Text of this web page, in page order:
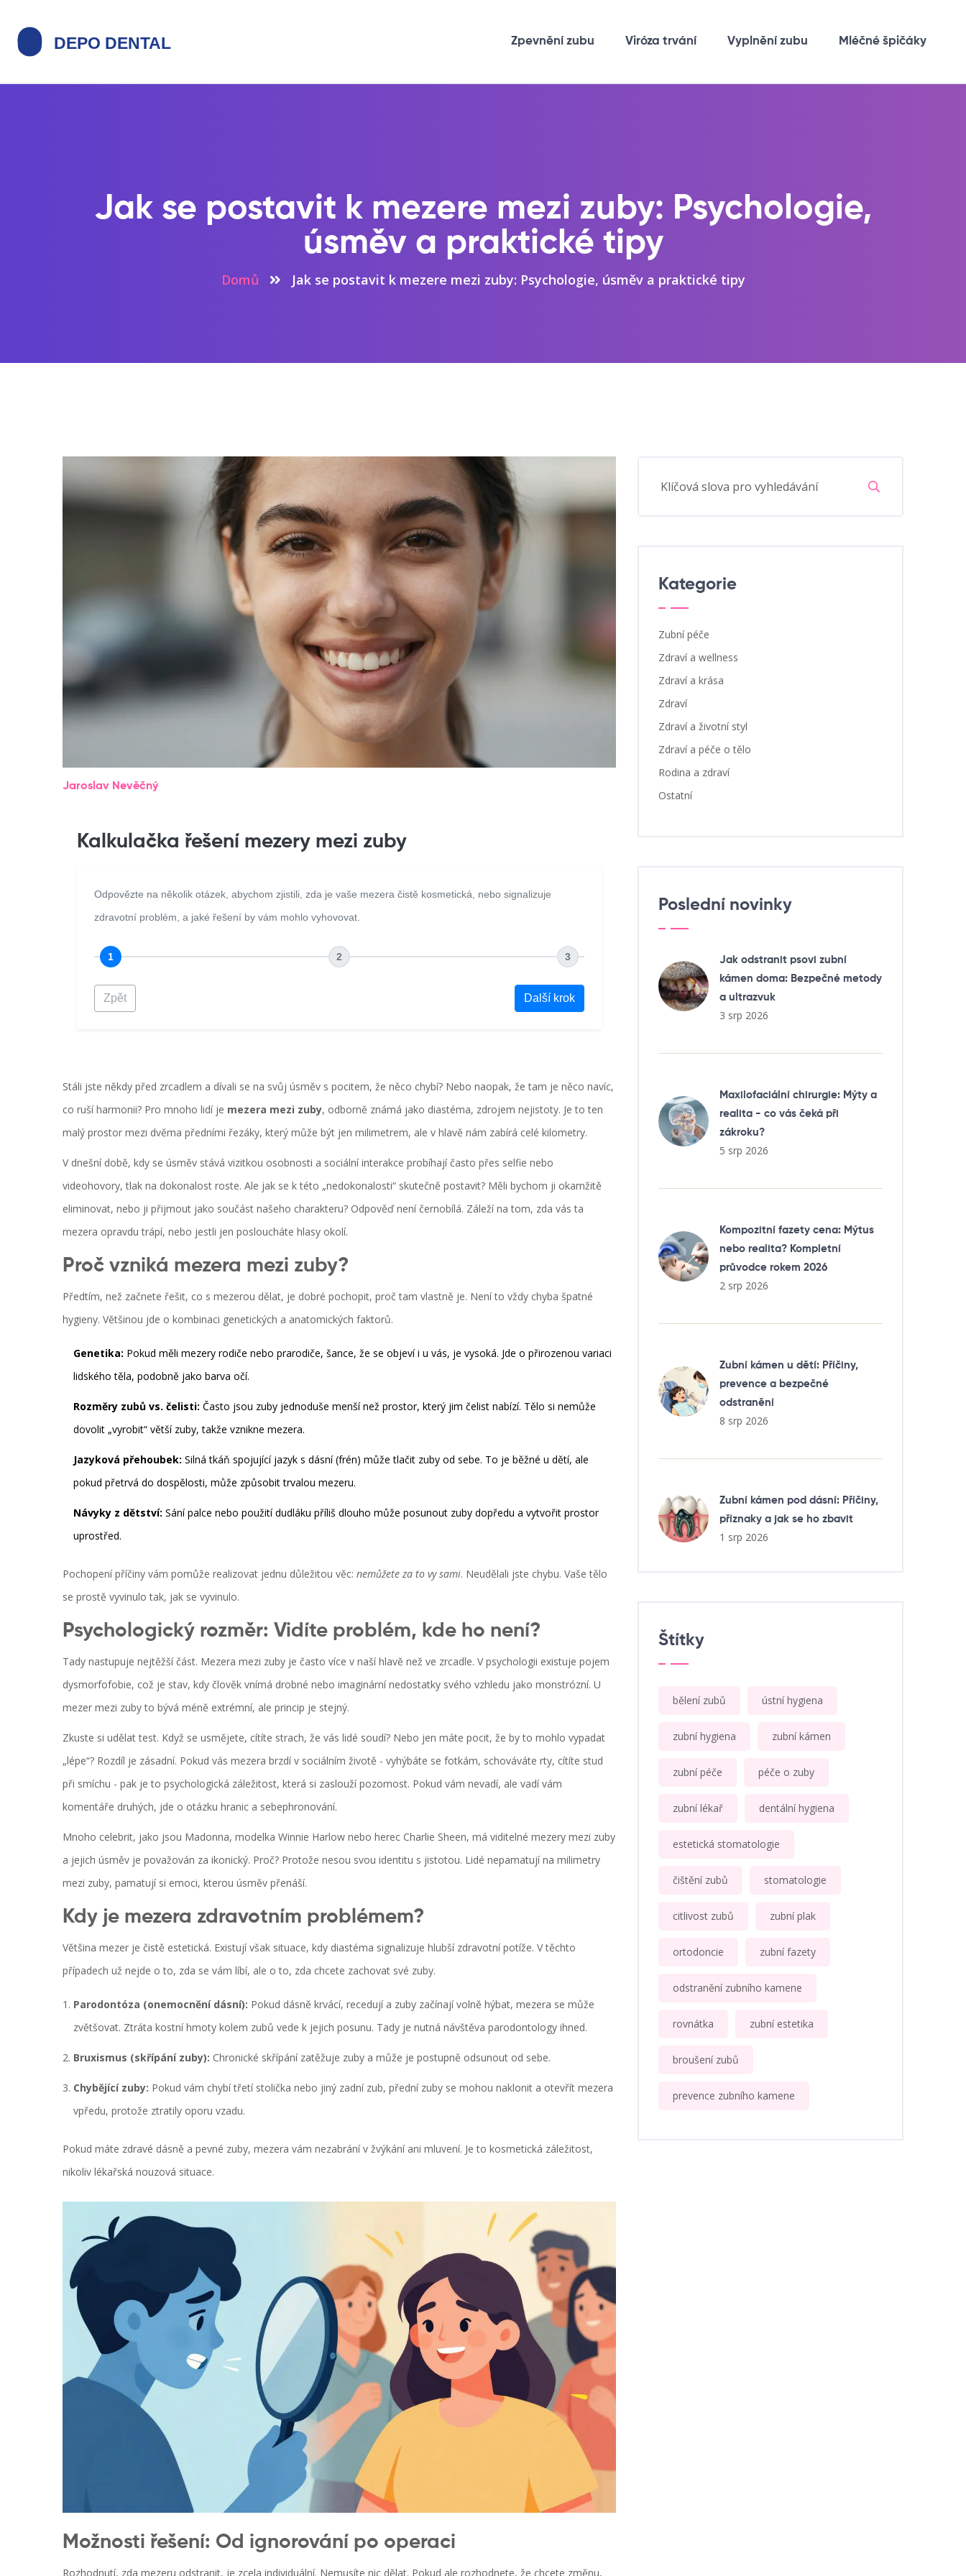
Zpevnění zubu Viróza trvání Vyplnění zubu Mléčné špičáky
Jak se postavit k mezere mezi zuby: Psychologie,
úsměv a praktické tipy
Domů Jak se postavit k mezere mezi zuby: Psychologie, úsměv a praktické tipy
Jaroslav Nevěčný
Kalkulačka řešení mezery mezi zuby
Odpovězte na několik otázek, abychom zjistili, zda je vaše mezera čistě kosmetická, nebo signalizuje
zdravotní problém, a jaké řešení by vám mohlo vyhovovat.
1 2 3
Zpět Další krok
Stáli jste někdy před zrcadlem a dívali se na svůj úsměv s pocitem, že něco chybí? Nebo naopak, že tam je něco navíc,
co ruší harmonii? Pro mnoho lidí je mezera mezi zuby, odborně známá jako diastéma, zdrojem nejistoty. Je to ten
malý prostor mezi dvěma předními řezáky, který může být jen milimetrem, ale v hlavě nám zabírá celé kilometry.
V dnešní době, kdy se úsměv stává vizitkou osobnosti a sociální interakce probíhají často přes selfie nebo
videohovory, tlak na dokonalost roste. Ale jak se k této „nedokonalosti“ skutečně postavit? Měli bychom ji okamžitě
eliminovat, nebo ji přijmout jako součást našeho charakteru? Odpověď není černobílá. Záleží na tom, zda vás ta
mezera opravdu trápí, nebo jestli jen posloucháte hlasy okolí.
Proč vzniká mezera mezi zuby?
Předtím, než začnete řešit, co s mezerou dělat, je dobré pochopit, proč tam vlastně je. Není to vždy chyba špatné
hygieny. Většinou jde o kombinaci genetických a anatomických faktorů.
Genetika: Pokud měli mezery rodiče nebo prarodiče, šance, že se objeví i u vás, je vysoká. Jde o přirozenou variaci
lidského těla, podobně jako barva očí.
Rozměry zubů vs. čelisti: Často jsou zuby jednoduše menší než prostor, který jim čelist nabízí. Tělo si nemůže
dovolit „vyrobit“ větší zuby, takže vznikne mezera.
Jazyková přehoubek: Silná tkáň spojující jazyk s dásní (frén) může tlačit zuby od sebe. To je běžné u dětí, ale
pokud přetrvá do dospělosti, může způsobit trvalou mezeru.
Návyky z dětství: Sání palce nebo použití dudláku příliš dlouho může posunout zuby dopředu a vytvořit prostor
uprostřed.
Pochopení příčiny vám pomůže realizovat jednu důležitou věc: nemůžete za to vy sami. Neudělali jste chybu. Vaše tělo
se prostě vyvinulo tak, jak se vyvinulo.
Psychologický rozměr: Vidíte problém, kde ho není?
Tady nastupuje nejtěžší část. Mezera mezi zuby je často více v naší hlavě než ve zrcadle. V psychologii existuje pojem
dysmorfofobie, což je stav, kdy člověk vnímá drobné nebo imaginární nedostatky svého vzhledu jako monstrózní. U
mezer mezi zuby to bývá méně extrémní, ale princip je stejný.
Zkuste si udělat test. Když se usmějete, cítíte strach, že vás lidé soudí? Nebo jen máte pocit, že by to mohlo vypadat
„lépe“? Rozdíl je zásadní. Pokud vás mezera brzdí v sociálním životě - vyhýbáte se fotkám, schováváte rty, cítíte stud
při smíchu - pak je to psychologická záležitost, která si zaslouží pozornost. Pokud vám nevadí, ale vadí vám
komentáře druhých, jde o otázku hranic a sebephronování.
Mnoho celebrit, jako jsou Madonna, modelka Winnie Harlow nebo herec Charlie Sheen, má viditelné mezery mezi zuby
a jejich úsměv je považován za ikonický. Proč? Protože nesou svou identitu s jistotou. Lidé nepamatují na milimetry
mezi zuby, pamatují si emoci, kterou úsměv přenáší.
Kdy je mezera zdravotním problémem?
Většina mezer je čistě estetická. Existují však situace, kdy diastéma signalizuje hlubší zdravotní potíže. V těchto
případech už nejde o to, zda se vám líbí, ale o to, zda chcete zachovat své zuby.
Parodontóza (onemocnění dásní): Pokud dásně krvácí, recedují a zuby začínají volně hýbat, mezera se může
zvětšovat. Ztráta kostní hmoty kolem zubů vede k jejich posunu. Tady je nutná návštěva parodontology ihned.
Bruxismus (skřípání zuby): Chronické skřípání zatěžuje zuby a může je postupně odsunout od sebe.
Chybějící zuby: Pokud vám chybí třetí stolička nebo jiný zadní zub, přední zuby se mohou naklonit a otevřít mezera
vpředu, protože ztratily oporu vzadu.
Pokud máte zdravé dásně a pevné zuby, mezera vám nezabrání v žvýkání ani mluvení. Je to kosmetická záležitost,
nikoliv lékařská nouzová situace.
Možnosti řešení: Od ignorování po operaci
Rozhodnutí, zda mezeru odstranit, je zcela individuální. Nemusíte nic dělat. Pokud ale rozhodnete, že chcete změnu,
Kategorie
Zubní péče
Zdraví a wellness
Zdraví a krása
Zdraví
Zdraví a životní styl
Zdraví a péče o tělo
Rodina a zdraví
Ostatní
Poslední novinky
Jak odstranit psovi zubní
kámen doma: Bezpečné metody
a ultrazvuk
3 srp 2026
Maxilofaciální chirurgie: Mýty a
realita - co vás čeká při
zákroku?
5 srp 2026
Kompozitní fazety cena: Mýtus
nebo realita? Kompletní
průvodce rokem 2026
2 srp 2026
Zubní kámen u dětí: Příčiny,
prevence a bezpečné
odstranění
8 srp 2026
Zubní kámen pod dásní: Příčiny,
příznaky a jak se ho zbavit
1 srp 2026
Štítky
bělení zubů ústní hygiena
zubní hygiena zubní kámen
zubní péče péče o zuby
zubní lékař dentální hygiena
estetická stomatologie
čištění zubů stomatologie
citlivost zubů zubní plak
ortodoncie zubní fazety
odstranění zubního kamene
rovnátka zubní estetika
broušení zubů
prevence zubního kamene